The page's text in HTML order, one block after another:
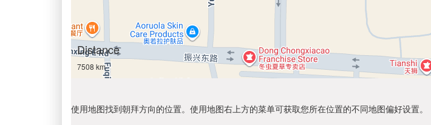
Distance
7508 km
使用地图找到朝拜方向的位置。使用地图右上方的菜单可获取您所在位置的不同地图偏好设置。